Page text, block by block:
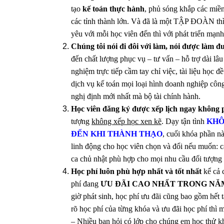
tạo kế toán thực hành, phủ sóng khắp các
các tỉnh thành lớn. Và đã là một TẬP ĐOÀN
yêu với mỗi học viên đến thì với phát triển
Chúng tôi nói đi đôi với làm, nói được làm
đến chất lượng phục vụ – tư vấn – hỗ trợ dài
nghiệm trực tiếp cầm tay chỉ việc, tài liệu học
dịch vụ kế toán mọi loại hình doanh nghiệp
nghị định mới nhất mà bộ tài chính hành.
Học viên đăng ký được xếp lịch ngay không
tượng không xếp học xen kẽ. Dạy tận tình
ĐẾN KHI THÀNH THẠO, cuối khóa phần
linh động cho học viên chọn và đổi nếu muốn:
ca chủ nhật phù hợp cho mọi nhu cầu đối tượng
Học phí luôn phù hợp nhất và tốt nhất kể cả
phí đang ƯU ĐÃI CAO NHẤT TRONG
giờ phát sinh, học phí ưu đãi cũng bao gồm hết
rõ học phí của từng khóa và ưu đãi học phí thì
– Nhiều bạn hỏi có lớp cho chúng em học thử